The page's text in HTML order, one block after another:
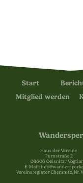
Start
Mitglied werden
Haus der Vereine
Turnstraße 2
08606 Oelsnitz /
E-Mail:
Vereinsregister Chemnitz, Nr.